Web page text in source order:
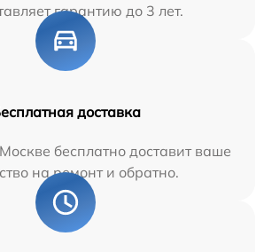
гарантию до 3 лет.
доставка
бесплатно доставит ваше
на ремонт и обратно.